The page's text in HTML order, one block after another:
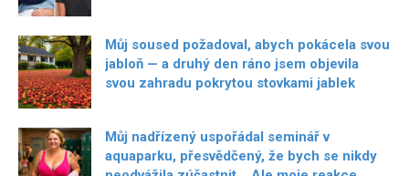
Můj soused požadoval, abych pokácela svou
jabloň — a druhý den ráno jsem objevila
svou zahradu pokrytou stovkami jablek
Můj nadřízený uspořádal seminář v
aquaparku, přesvědčený, že bych se nikdy